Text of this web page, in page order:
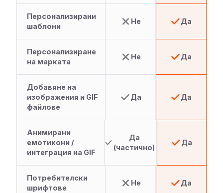
Персонализирани
шаблони
Не Да
Персонализиране
на марката
Не Да
Добавяне на
изображения и GIF
файлове
Да Да
Анимирани
емотикони /
интеграция на GIF
Да
(частично)
Да
Потребителски
шрифтове
Не Да